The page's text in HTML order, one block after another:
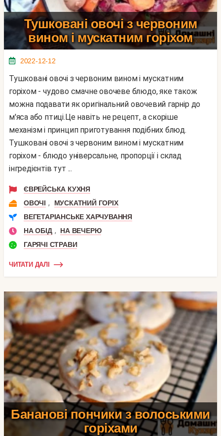
Тушковані овочі з червоним
вином і мускатним горіхом
2022-12-12
Тушковані овочі з червоним вином і мускатним
горіхом - чудово смачне овочеве блюдо, яке також
можна подавати як оригінальний овочевий гарнір до
м'яса або птиці.Це навіть не рецепт, а скоріше
механізм і принцип приготування подібних блюд.
Тушковані овочі з червоним вином і мускатним
горіхом - блюдо універсальне, пропорції і склад
інгредієнтів тут ...
ЄВРЕЙСЬКА КУХНЯ
ОВОЧІ ,
МУСКАТНИЙ ГОРІХ
ВЕГЕТАРІАНСЬКЕ ХАРЧУВАННЯ
НА ОБІД ,
НА ВЕЧЕРЮ
ГАРЯЧІ СТРАВИ
ЧИТАТИ ДАЛІ
Бананові пончики з волоськими
горіхами